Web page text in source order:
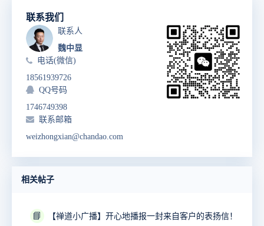
联系我们
联系人
魏中显
电话(微信)
18561939726
QQ号码
1746749398
联系邮箱
weizhongxian@chandao.com
相关帖子
📘 【禅道小广播】开心地播报一封来自客户的表扬信！